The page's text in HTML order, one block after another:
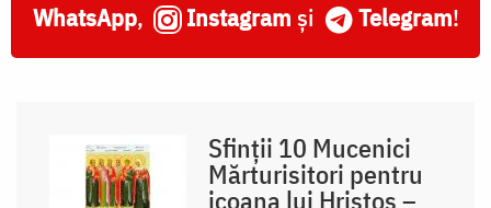
WhatsApp, Instagram și Telegram!
Sfinții 10 Mucenici
Mărturisitori pentru
icoana lui Hristos –